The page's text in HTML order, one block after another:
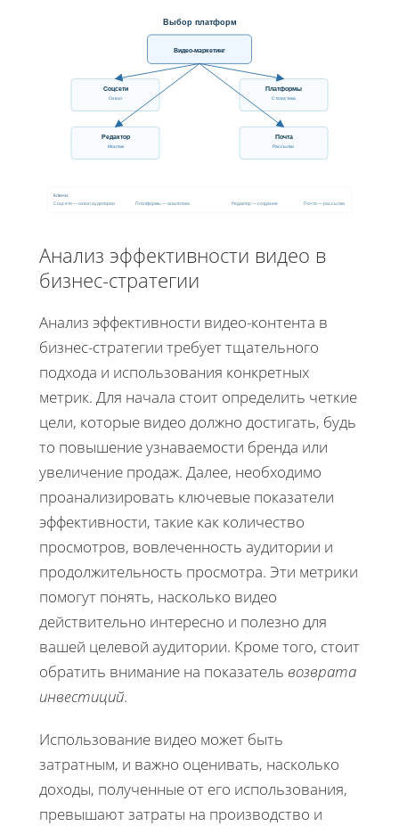
Выбор платформ
Видео-маркетинг
Соцсети
Охват
Платформы
Статистика
Редактор
Монтаж
Почта
Рассылки
Ключи:
Соцсети — охват аудитории Платформы — аналитика Редактор — создание Почта — рассылки
Анализ эффективности видео в
бизнес-стратегии
Анализ эффективности видео-контента в
бизнес-стратегии требует тщательного
подхода и использования конкретных
метрик. Для начала стоит определить четкие
цели, которые видео должно достигать, будь
то повышение узнаваемости бренда или
увеличение продаж. Далее, необходимо
проанализировать ключевые показатели
эффективности, такие как количество
просмотров, вовлеченность аудитории и
продолжительность просмотра. Эти метрики
помогут понять, насколько видео
действительно интересно и полезно для
вашей целевой аудитории. Кроме того, стоит
обратить внимание на показатель возврата
инвестиций.
Использование видео может быть
затратным, и важно оценивать, насколько
доходы, полученные от его использования,
превышают затраты на производство и